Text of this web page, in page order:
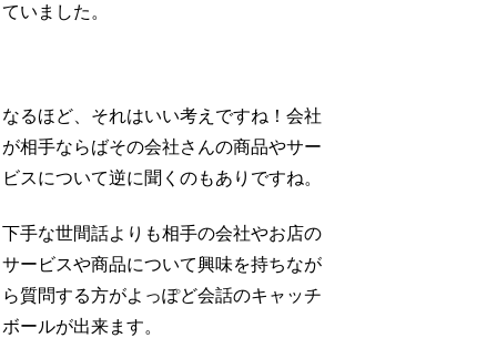
ていました。
なるほど、それはいい考えですね！会社
が相手ならばその会社さんの商品やサー
ビスについて逆に聞くのもありですね。
下手な世間話よりも相手の会社やお店の
サービスや商品について興味を持ちなが
ら質問する方がよっぽど会話のキャッチ
ボールが出来ます。